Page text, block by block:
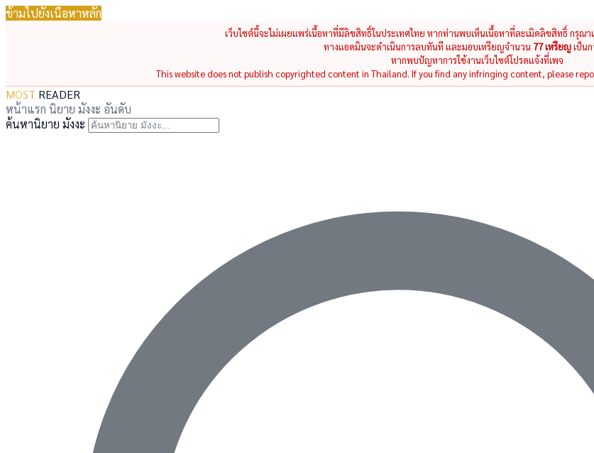
ข้ามไปยังเนื้อหาหลัก
เว็บไซต์นี้จะไม่เผยแพร่เนื้อหาที่มีลิขสิทธิ์ในประเทศไทย หากท่านพบเห็นเนื้อหาที่ละเมิดลิขสิทธิ์ กรุณา
ทางแอดมินจะดำเนินการลบทันที และมอบเหรียญจำนวน 77 เหรียญเป็น
หากพบปัญหาการใช้งานเว็บไซต์โปรดแจ้งที่เพจ
This website does not publish copyrighted content in Thailand. If you find any infringing content, please
MOST READER
หน้าแรก นิยาย มังงะ อันดับ
ค้นหานิยาย มังงะ